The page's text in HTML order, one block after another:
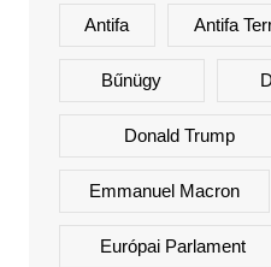
Antifa Antifa
Bűnügy
Donald Trump
Emmanuel Macron
Európai Parlament